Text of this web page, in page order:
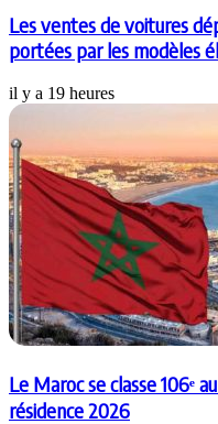
Les ventes de voitures
portées par les modèles
il y a 19 heures
Le Maroc se classe 106ᵉ
résidence 2026